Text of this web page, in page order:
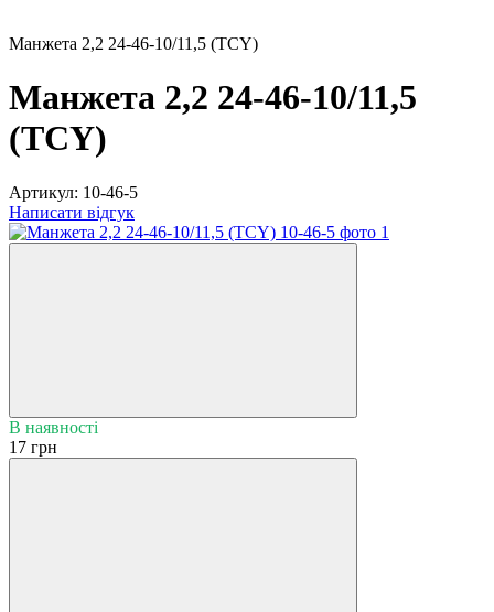
Манжета 2,2 24-46-10/11,5 (TCY)
Манжета 2,2 24-46-10/11,5
(TCY)
Артикул: 10-46-5
Написати відгук
В наявності
17 грн